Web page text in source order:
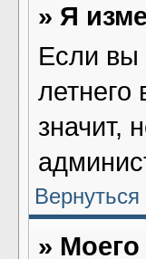
» Я
Если вы
значит,
» Моего